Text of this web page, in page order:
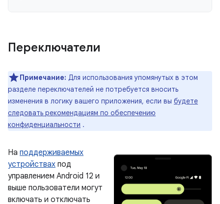
Переключатели
Примечание: Для использования упомянутых в этом
разделе переключателей не потребуется вносить
изменения в логику вашего приложения, если вы будете
следовать рекомендациям по обеспечению
конфиденциальности .
На поддерживаемых
устройствах под
управлением Android 12 и
выше пользователи могут
включать и отключать